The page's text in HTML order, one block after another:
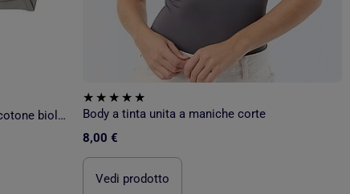
Set di 2 body a maniche lunghe in cotone biologico
Body a tinta unita a maniche corte
8,00 €
Vedi prodotto